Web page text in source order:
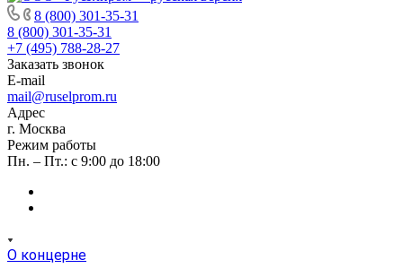
8 (800) 301-35-31
8 (800) 301-35-31
+7 (495) 788-28-27
Заказать звонок
E-mail
mail@ruselprom.ru
Адрес
г. Москва
Режим работы
Пн. – Пт.: с 9:00 до 18:00
О концерне